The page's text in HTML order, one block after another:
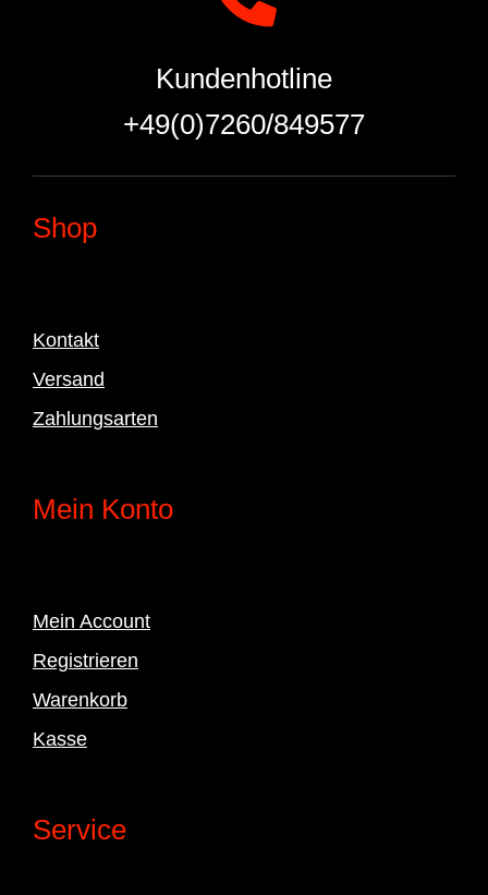
Kundenhotline
+49(0)7260/849577
Shop
Kontakt
Versand
Zahlungsarten
Mein Konto
Mein Account
Registrieren
Warenkorb
Kasse
Service